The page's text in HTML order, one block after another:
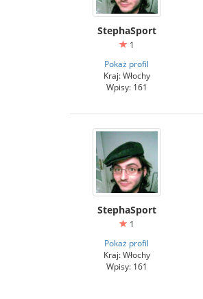
StephaSport
1
Pokaż profil
Kraj: Włochy
Wpisy: 161
StephaSport
1
Pokaż profil
Kraj: Włochy
Wpisy: 161